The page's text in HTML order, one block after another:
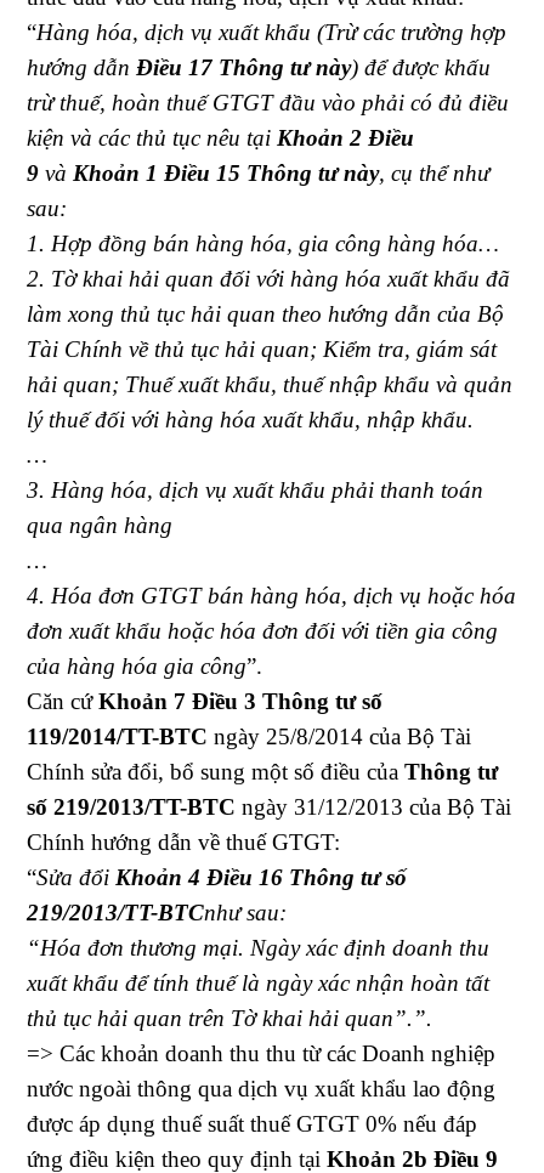
“Hàng hóa, dịch vụ xuất khẩu (Trừ các trường hợp
hướng dẫn Điều 17 Thông tư này) để được khấu
trừ thuế, hoàn thuế GTGT đầu vào phải có đủ điều
kiện và các thủ tục nêu tại Khoản 2 Điều
9 và Khoản 1 Điều 15 Thông tư này, cụ thể như
sau:
1. Hợp đồng bán hàng hóa, gia công hàng hóa…
2. Tờ khai hải quan đối với hàng hóa xuất khẩu đã
làm xong thủ tục hải quan theo hướng dẫn của Bộ
Tài Chính về thủ tục hải quan; Kiểm tra, giám sát
hải quan; Thuế xuất khẩu, thuế nhập khẩu và quản
lý thuế đối với hàng hóa xuất khẩu, nhập khẩu.
…
3. Hàng hóa, dịch vụ xuất khẩu phải thanh toán
qua ngân hàng
…
4. Hóa đơn GTGT bán hàng hóa, dịch vụ hoặc hóa
đơn xuất khẩu hoặc hóa đơn đối với tiền gia công
của hàng hóa gia công”.
Căn cứKhoản 7 Điều 3 Thông tư số
119/2014/TT-BTC ngày 25/8/2014 của Bộ Tài
Chính sửa đổi, bổ sung một số điều củaThông tư
số 219/2013/TT-BTC ngày 31/12/2013 của Bộ Tài
Chính hướng dẫn về thuế GTGT:
“Sửa đổi Khoản 4 Điều 16 Thông tư số
219/2013/TT-BTCnhư sau:
“Hóa đơn thương mại. Ngày xác định doanh thu
xuất khẩu để tính thuế là ngày xác nhận hoàn tất
thủ tục hải quan trên Tờ khai hải quan”.”.
=> Các khoản doanh thu thu từ các Doanh nghiệp
nước ngoài thông qua dịch vụ xuất khẩu lao động
được áp dụng thuế suất thuế GTGT 0% nếu đáp
ứng điều kiện theo quy định tạiKhoản 2b Điều 9